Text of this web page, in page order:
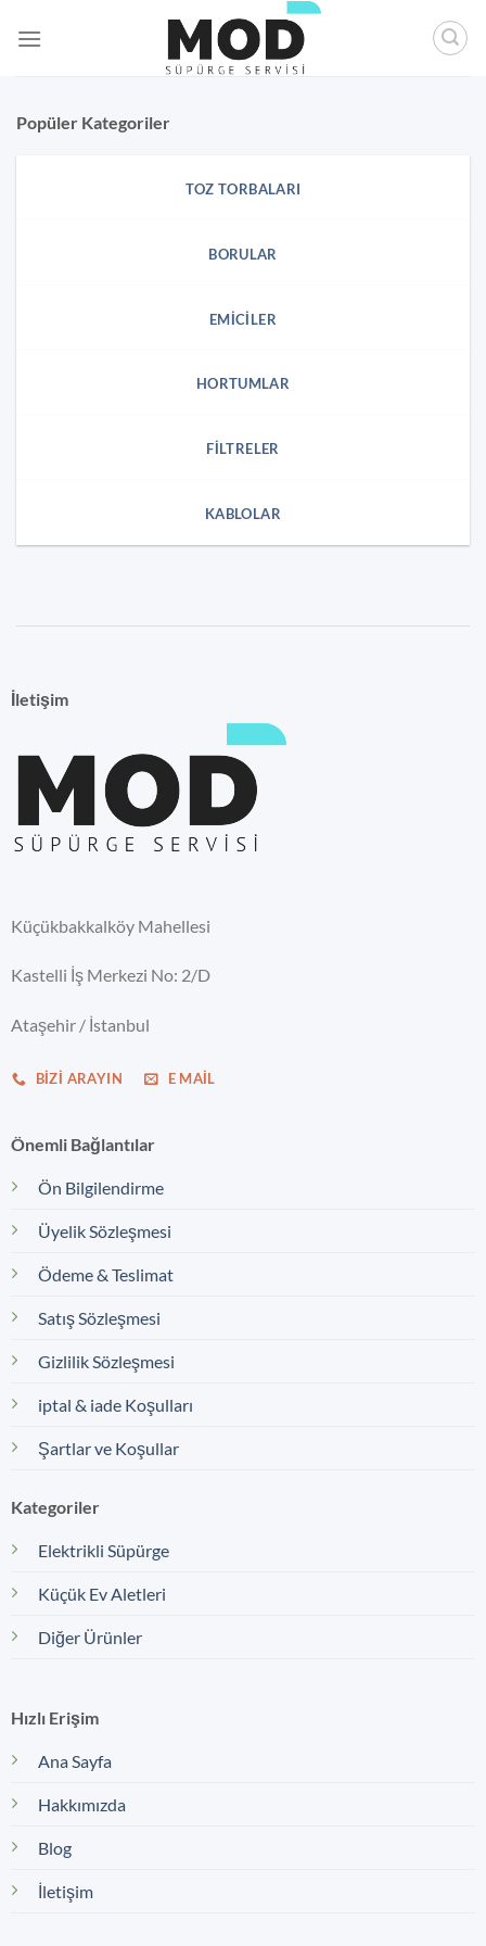
atla
Popüler Kategoriler
TOZ TORBALARI
BORULAR
EMICILER
HORTUMLAR
FILTRELER
KABLOLAR
İletişim
Küçükbakkalköy Mahellesi
Kastelli İş Merkezi No: 2/D
Ataşehir / İstanbul
BIZI ARAYIN E MAIL
Önemli Bağlantılar
Ön Bilgilendirme
Üyelik Sözleşmesi
Ödeme & Teslimat
Satış Sözleşmesi
Gizlilik Sözleşmesi
iptal & iade Koşulları
Şartlar ve Koşullar
Kategoriler
Elektrikli Süpürge
Küçük Ev Aletleri
Diğer Ürünler
Hızlı Erişim
Ana Sayfa
Hakkımızda
Blog
İletişim